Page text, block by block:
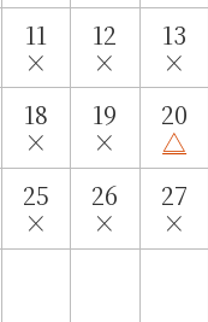
11
×
12
×
13
×
18
×
19
×
20
△
25
×
26
×
27
×